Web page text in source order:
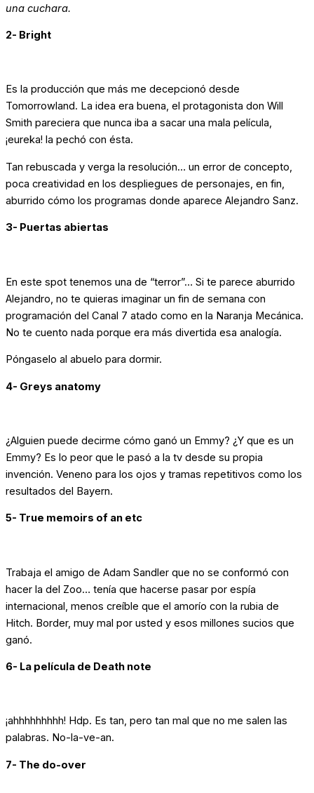
una cuchara.
2- Bright
Es la producción que más me decepcionó desde
Tomorrowland. La idea era buena, el protagonista don Will
Smith pareciera que nunca iba a sacar una mala película,
¡eureka! la pechó con ésta.
Tan rebuscada y verga la resolución… un error de concepto,
poca creatividad en los despliegues de personajes, en fin,
aburrido cómo los programas donde aparece Alejandro Sanz.
3- Puertas abiertas
En este spot tenemos una de “terror”… Si te parece aburrido
Alejandro, no te quieras imaginar un fin de semana con
programación del Canal 7 atado como en la Naranja Mecánica.
No te cuento nada porque era más divertida esa analogía.
Póngaselo al abuelo para dormir.
4- Greys anatomy
¿Alguien puede decirme cómo ganó un Emmy? ¿Y que es un
Emmy? Es lo peor que le pasó a la tv desde su propia
invención. Veneno para los ojos y tramas repetitivos como los
resultados del Bayern.
5- True memoirs of an etc
Trabaja el amigo de Adam Sandler que no se conformó con
hacer la del Zoo… tenía que hacerse pasar por espía
internacional, menos creíble que el amorío con la rubia de
Hitch. Border, muy mal por usted y esos millones sucios que
ganó.
6- La película de Death note
¡ahhhhhhhhh! Hdp. Es tan, pero tan mal que no me salen las
palabras. No-la-ve-an.
7- The do-over